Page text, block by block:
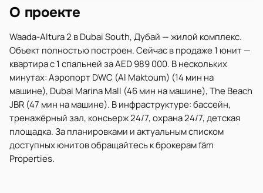
О проекте
Waada-Altura 2 в Dubai South, Дубай — жилой комплекс.
Объект полностью построен. Сейчас в продаже 1 юнит —
квартира с 1 спальней за AED 989 000. В нескольких
минутах: Аэропорт DWC (Al Maktoum) (14 мин на
машине), Dubai Marina Mall (46 мин на машине), The Beach
JBR (47 мин на машине). В инфраструктуре: бассейн,
тренажёрный зал, консьерж 24/7, охрана 24/7, детская
площадка. За планировками и актуальным списком
доступных юнитов обращайтесь к брокерам fäm
Properties.